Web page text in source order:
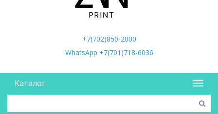
+7(702)850-2000
WhatsApp +7(701)718-6036
Каталог